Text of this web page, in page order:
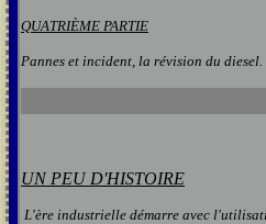
QUATRIÈME PARTIE
Pannes et incident, la révision du diesel.
UN PEU D'HISTOIRE
L'ère industrielle démarre avec